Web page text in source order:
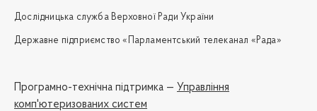
Дослідницька служба Верховної Ради України
Державне підприємство «Парламентський телеканал «Рада»
Програмно-технічна підтримка — Управління
комп'ютеризованих систем